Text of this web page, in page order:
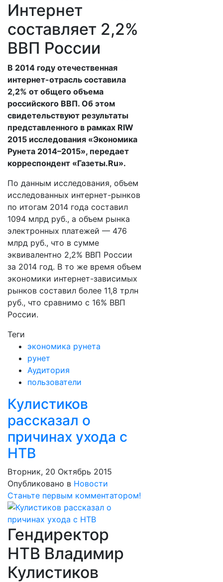
Интернет
составляет 2,2%
ВВП России
В 2014 году отечественная
интернет-отрасль составила
2,2% от общего объема
российского ВВП. Об этом
свидетельствуют результаты
представленного в рамках RIW
2015 исследования «Экономика
Рунета 2014–2015», передает
корреспондент «Газеты.Ru».
По данным исследования, объем
исследованных интернет-рынков
по итогам 2014 года составил
1094 млрд руб., а объем рынка
электронных платежей — 476
млрд руб., что в сумме
эквивалентно 2,2% ВВП России
за 2014 год. В то же время объем
экономики интернет-зависимых
рынков составил более 11,8 трлн
руб., что сравнимо с 16% ВВП
России.
Теги
экономика рунета
рунет
Аудитория
пользователи
Кулистиков
рассказал о
причинах ухода с
НТВ
Вторник, 20 Октябрь 2015
Опубликовано в Новости
Станьте первым комментатором!
Гендиректор
НТВ Владимир
Кулистиков